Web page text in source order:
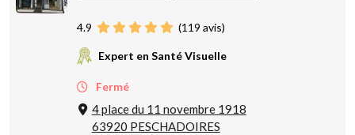
4.9 (119 avis)
Expert en Santé Visuelle
Fermé
4 place du 11 novembre 1918
63920 PESCHADOIRES